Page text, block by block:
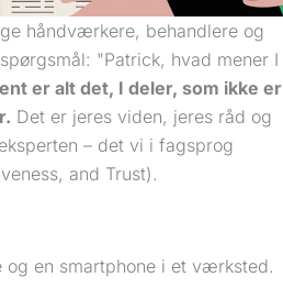
håndværkere, behandlere og
"Patrick, hvad mener I
er alt det, I deler, som ikke er
Det er jeres viden, jeres råd og
– det vi i fagsprog
and Trust).